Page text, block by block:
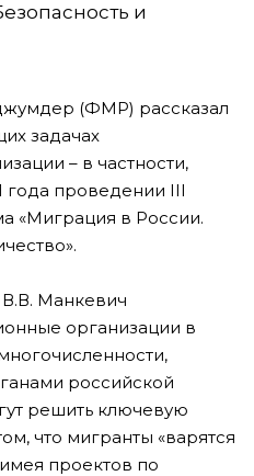
и
(ФМР) рассказал
задачах
– в частности,
года проведении III
«Миграция в России.
Манкевич
организации в
российской
решить ключевую
что мигранты «варятся
проектов по